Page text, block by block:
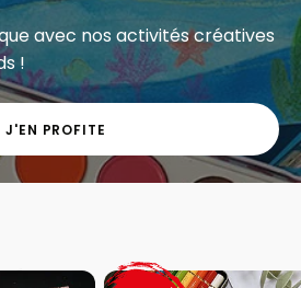
avec nos activités créatives
!
J'EN PROFITE